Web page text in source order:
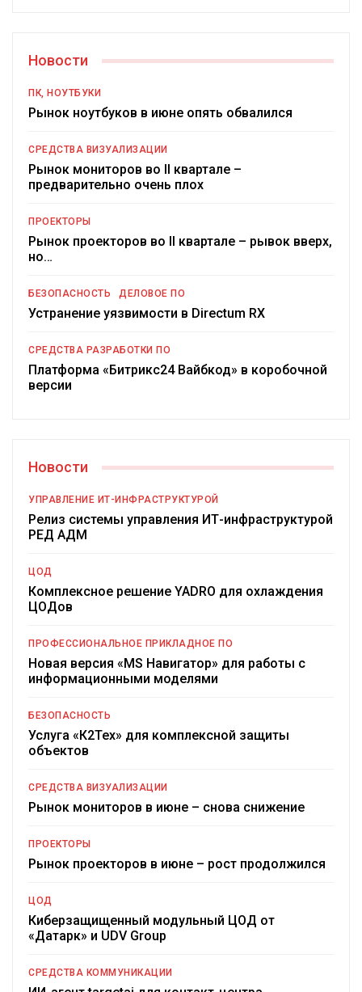
Новости
ПК, НОУТБУКИ
Рынок ноутбуков в июне опять обвалился
СРЕДСТВА ВИЗУАЛИЗАЦИИ
Рынок мониторов во II квартале –
предварительно очень плох
ПРОЕКТОРЫ
Рынок проекторов во II квартале – рывок вверх,
но…
БЕЗОПАСНОСТЬ ДЕЛОВОЕ ПО
Устранение уязвимости в Directum RX
СРЕДСТВА РАЗРАБОТКИ ПО
Платформа «Битрикс24 Вайбкод» в коробочной
версии
Новости
УПРАВЛЕНИЕ ИТ-ИНФРАСТРУКТУРОЙ
Релиз системы управления ИТ-инфраструктурой
РЕД АДМ
ЦОД
Комплексное решение YADRO для охлаждения
ЦОДов
ПРОФЕССИОНАЛЬНОЕ ПРИКЛАДНОЕ ПО
Новая версия «MS Навигатор» для работы с
информационными моделями
БЕЗОПАСНОСТЬ
Услуга «К2Тех» для комплексной защиты
объектов
СРЕДСТВА ВИЗУАЛИЗАЦИИ
Рынок мониторов в июне – снова снижение
ПРОЕКТОРЫ
Рынок проекторов в июне – рост продолжился
ЦОД
Киберзащищенный модульный ЦОД от
«Датарк» и UDV Group
СРЕДСТВА КОММУНИКАЦИИ